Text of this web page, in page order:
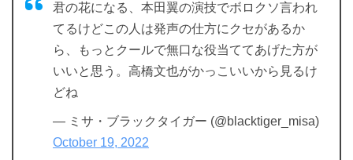
君の花になる、本田翼の演技でボロクソ言われ
てるけどこの人は発声の仕方にクセがあるか
ら、もっとクールで無口な役当ててあげた方が
いいと思う。高橋文也がかっこいいから見るけ
どね
— ミサ・ブラックタイガー (@blacktiger_misa)
October 19, 2022